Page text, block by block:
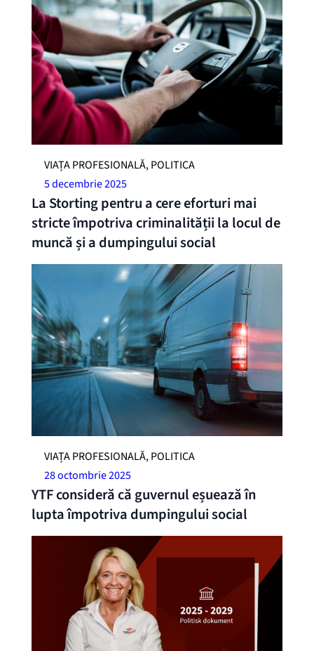
VIAȚA PROFESIONALĂ, POLITICA
5 decembrie 2025
La Storting pentru a cere eforturi mai
stricte împotriva criminalității la locul de
muncă și a dumpingului social
VIAȚA PROFESIONALĂ, POLITICA
28 octombrie 2025
YTF consideră că guvernul eșuează în
lupta împotriva dumpingului social